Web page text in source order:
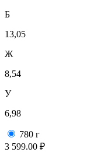
Б
13,05
Ж
8,54
У
6,98
780 г
3 599.00 ₽